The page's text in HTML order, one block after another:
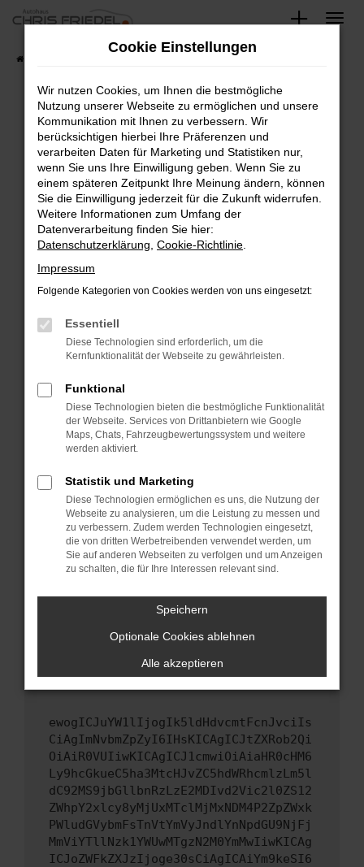
Zum
springen
Fahrzeugsuche
Fehler: Network Error
Beim Laden ist ein Fehler aufgetreten.
Hier sind ein paar Tipps, die dir helfen können:
Überprüfe deine Firewall und deine
Internetverbindung.
Laden andere Webseiten, zum Beispiel deine
Suchmaschine?
Prüfe deine Browsererweiterungen.
können das Laden bestimmter Seiten
verhindern. Funktioniert die Seite in einem
anderen Browser oder in einem privaten
Starte dein Gerät neu.
Das kann manchmal helfen, vorübergehende
Probleme zu beheben.
Betriebssystem auf dem neuesten Stand
sind.
Veraltete Software birgt nicht nur ein
Sicherheitsrisiko, sondern kann auch dazu
führen, dass bestimmte Funktionen nicht mehr
unterstützt werden.
Wende dich an den Webseitenbetreiber.
Wenn du alle oben genannten Schritte versucht
hast, kontaktiere uns bitte. Wir werden
versuchen, das Problem zu beheben. Du kannst
uns diesen Text schicken, um uns bei der
ewogICJuYW1lIjogIk5ldHdvcmtFcnJvciIs
CiAgImNvbmZpZyI6IHsKICAgICJtZXRob2Qi
OiAiR0VUIiwKICAgICJ1cmwiOiAiaHR0cHM6
Ly9hcGkueC5ha3MtcHJvZC5hdWRhcmlzLm5l
dC92MS9jbGllbnRzLzE2MDIvd2Vic2l0ZS12
ZWhpY2xlcy8yMjUxMTclMjMxNDM4P2ZpZWxk
PWludGVybmFsTnVtYmVyJndlYnNpdGU9NjFj
MmViYTllNzk1YWUwMTgzN2M0YmMwIiwKICAg
ICJoZWFkZXJzIjoge30sCiAgICAiYm9keSI6
Cookie Einstellungen
Wir nutzen Cookies, um Ihnen die bestmögliche
Nutzung unserer Webseite zu ermöglichen und unsere
Kommunikation mit Ihnen zu verbessern. Wir
berücksichtigen hierbei Ihre Präferenzen und
verarbeiten Daten für Marketing und Statistiken nur,
wenn Sie uns Ihre Einwilligung geben. Wenn Sie zu
einem späteren Zeitpunkt Ihre Meinung ändern, können
Sie die Einwilligung jederzeit für die Zukunft widerrufen.
Weitere Informationen zum Umfang der
Datenverarbeitung finden Sie hier:
Datenschutzerklärung Cookie-Richtlinie
Impressum
Folgende Kategorien von Cookies werden von uns eingesetzt:
Essentiell
Diese Technologien sind erforderlich, um die
Kernfunktionalität der Webseite zu gewährleisten.
Funktional
Diese Technologien bieten die bestmögliche Funktionalität
der Webseite. Services von Drittanbietern wie Google
Maps, Chats, Fahrzeugbewertungssystem und weitere
werden aktiviert.
Statistik und Marketing
Diese Technologien ermöglichen es uns, die Nutzung der
Webseite zu analysieren, um die Leistung zu messen und
zu verbessern. Zudem werden Technologien eingesetzt,
die von dritten Werbetreibenden verwendet werden, um
Sie auf anderen Webseiten zu verfolgen und um Anzeigen
zu schalten, die für Ihre Interessen relevant sind.
Speichern
Optionale Cookies ablehnen
Alle akzeptieren